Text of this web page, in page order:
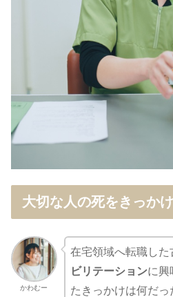
大切な人の死をきっか
かわむー
在宅領域へ転職した
ビリテーションに興
たきっかけは何だ